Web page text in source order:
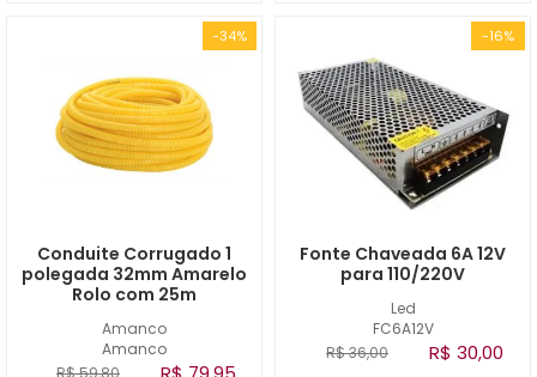
-34%
Amanco
Amanco
Conduite Corrugado 1
polegada 32mm Amarelo
Rolo com 25m
R$ 59,80
-16%
Led
FC6A12V
Fonte Chaveada 6A 12V
para 110/220V
R$ 36,00 R$ 30,00